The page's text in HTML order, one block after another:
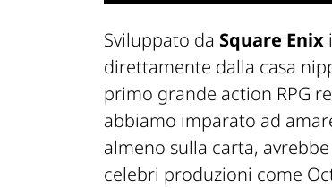
Sviluppato da Square Enix
direttamente dalla casa
primo grande action RPG
abbiamo imparato ad
almeno sulla carta,
celebri produzioni come